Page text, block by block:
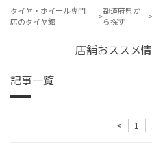
タイヤ・ホイール専門
店のタイヤ館
都道府県か
ら探す
店舗おススメ
記事一覧
< 1